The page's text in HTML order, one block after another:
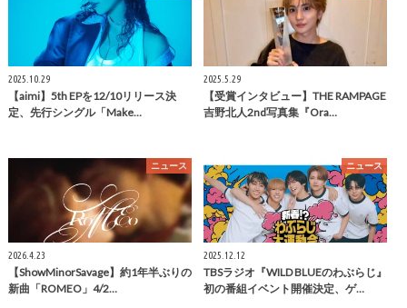
2025.10.29
【aimi】5th EPを12/10リリース決
定、先行シングル「Make…
2025.5.29
【受賞インタビュー】THE RAMPAGE
吉野北人2nd写真集『Ora…
ニュース
2026.4.23
【ShowMinorSavage】約1年半ぶりの
新曲「ROMEO」4/2…
ニュース
2025.12.12
TBSラジオ『WILD BLUEのわぶらじ』
初の番組イベント開催決定、ゲ…